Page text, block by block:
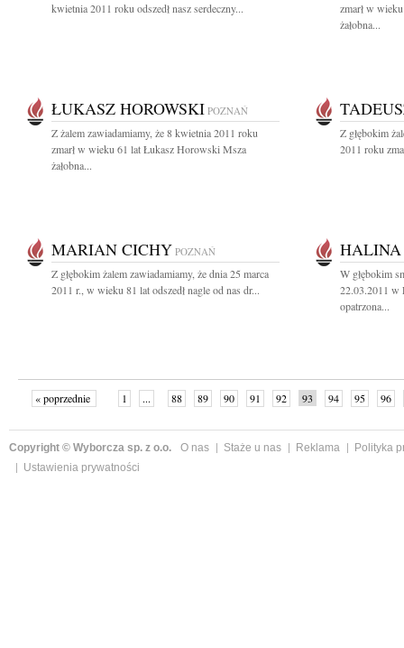
kwietnia 2011 roku odszedł nasz serdeczny...
zmarł w
żałobna...
ŁUKASZ HOROWSKI POZNAŃ
Z żalem zawiadamiamy, że 8 kwietnia 2011 roku
zmarł w wieku 61 lat Łukasz Horowski Msza
żałobna...
Z głębokim
2011 roku
MARIAN CICHY POZNAŃ
Z głębokim żalem zawiadamiamy, że dnia 25 marca
2011 r., w wieku 81 lat odszedł nagle od nas dr...
W głębokim
22.03.2011 w
opatrzona...
« poprzednie 1 ... 88 89 90 91 92 93 94 95
96
Copyright © Wyborcza sp. z o.o. O nas Staże u nas Reklama
Polityka
Ustawienia prywatności